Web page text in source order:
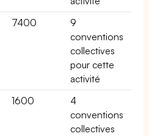
7400
9
conventions
collectives
pour cette
activité
1600
4
conventions
collectives